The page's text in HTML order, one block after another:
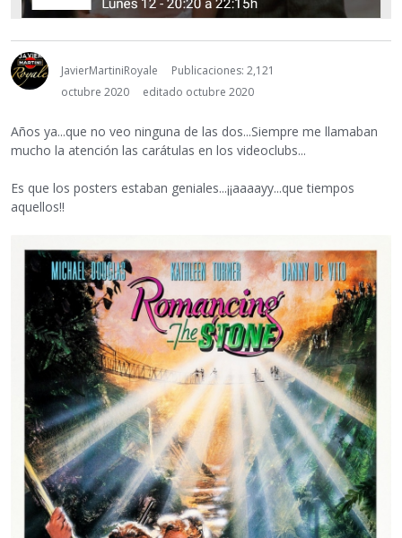
JavierMartiniRoyale
Publicaciones: 2,121
octubre 2020
editado octubre 2020
Años ya...que no veo ninguna de las dos...Siempre me llamaban
mucho la atención las carátulas en los videoclubs...
Es que los posters estaban geniales...¡¡aaaayy...que tiempos
aquellos!!